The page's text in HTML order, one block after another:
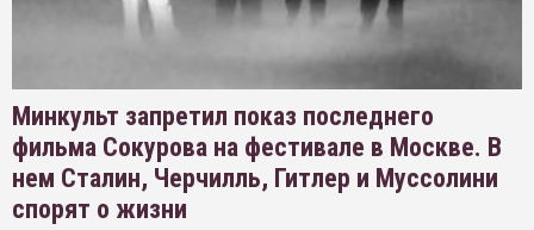
Минкульт запретил показ последнего
фильма Сокурова на фестивале в Москве. В
нем Сталин, Черчилль, Гитлер и Муссолини
спорят о жизни